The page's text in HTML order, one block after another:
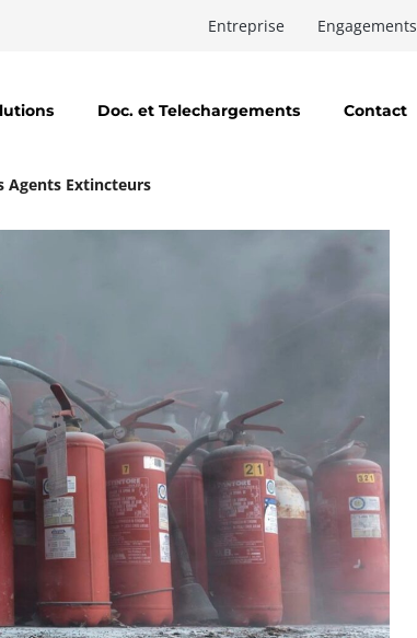
Entreprise Engagements
Doc. et Telechargements Contact
Agents Extincteurs